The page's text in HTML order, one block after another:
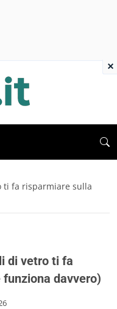
ti fa risparmiare sulla
di vetro ti fa
davvero)
×